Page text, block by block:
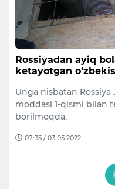
Rossiyadan ayiq
ketayotgan
Unga nisbatan
moddasi 1-qismi bilan
borilmoqda.
07:35 / 03.05.2022